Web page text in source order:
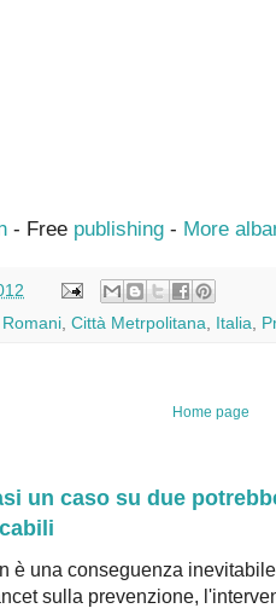
- Free publishing - More
Città Metrpolitana Italia
Home page
un caso su due
è una conseguenza
sulla prevenzione,